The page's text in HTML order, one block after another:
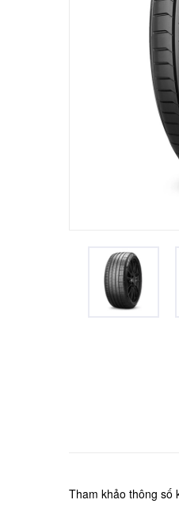
Tham khảo thông số